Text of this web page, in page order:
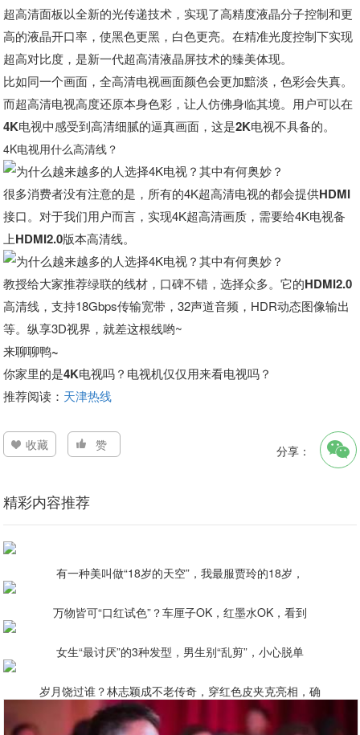
超高清面板以全新的光传递技术，实现了高精度液晶分子控制和更
高的液晶开口率，使黑色更黑，白色更亮。在精准光度控制下实现
超高对比度，是新一代超高清液晶屏技术的臻美体现。
比如同一个画面，全高清电视画面颜色会更加黯淡，色彩会失真。
而超高清电视高度还原本身色彩，让人仿佛身临其境。 用户可以在
4K电视中感受到高清细腻的逼真画面，这是2K电视不具备的。
4K电视用什么高清线？
很多消费者没有注意的是，所有的4K超高清电视的都会提供HDMI
接口。对于我们用户而言，实现4K超高清画质，需要给4K电视备
上HDMI2.0版本高清线。
教授给大家推荐绿联的线材，口碑不错，选择众多。它的HDMI2.0
高清线 ，支持18Gbps传输宽带，32声道音频，HDR动态图像输出
等。纵享3D视界，就差这根线哟~
来聊聊鸭~
你家里的是4K电视吗？电视机仅仅用来看电视吗？
推荐阅读： 天津热线
收藏 赞 分享：
精彩内容推荐
有一种美叫做“18岁的天空”，我最服贾玲的18岁，
万物皆可“口红试色”？车厘子OK，红墨水OK，看到
女生“最讨厌”的3种发型，男生别“乱剪”，小心脱单
岁月饶过谁？林志颖成不老传奇，穿红色皮夹克亮相，确